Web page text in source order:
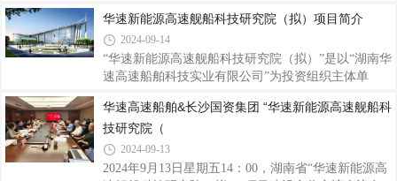
船科技研究院（拟）”即将在国家级的研发之都——
湖南省长沙市进行组建。在这个瞬息万变的时代，每
一个行业的进步与发展都离不开志同道合的伙伴携手
共进。在激烈的市场竞争中，单打独斗已难以应对复
制造业作为连接世界的桥梁，正以前所未有的速度推
动着全球经济与贸易的繁荣发展。我们深知，每一次
技术的飞跃、每一份智慧的碰撞，都是推动
华速新能源高速舰船科技研究院（拟）项目简介
2024-09-14
“华速新能源高速舰船科技研究院（拟）”是以“湖南华
速高速船舶科技实业有限公司”为投资组织主体单
在“国际新能源船舶制造行业协会、国际船级社协
会、中国船舶工业行业协会、赣商联合总会、湖南省
江西商会”等单位的支持与指导下，专业从事国际新
能源高速舰船科技研发与推广及科技成果交流的科研
华速高速船舶&长沙国资集团 “华速新能源高速舰船科
技研究院（
2024-09-13
2024年9月13日星期五14：00，湖南省“华速新能源高